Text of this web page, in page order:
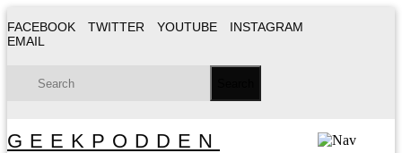
FACEBOOK TWITTER YOUTUBE
INSTAGRAM
EMAIL
GEEKPODDEN